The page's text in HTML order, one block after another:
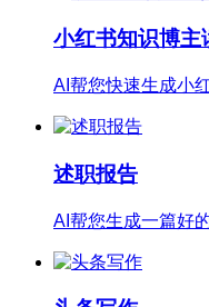
小红书知识博主
AI帮您快速生成小
述职报告
AI帮您生成一篇好